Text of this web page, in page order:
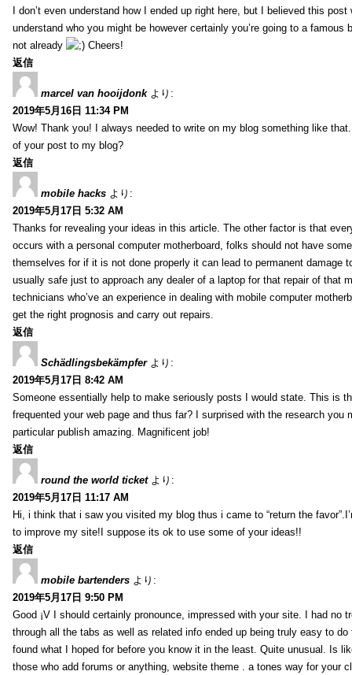
I don’t even understand how I ended up right here, but I believed this post
understand who you might be however certainly you’re going to a famous
not already
Cheers!
返信
marcel van hooijdonk より:
2019年5月16日 11:34 PM
Wow! Thank you! I always needed to write on my blog something like
of your post to my blog?
返信
mobile hacks より:
2019年5月17日 5:32 AM
Thanks for revealing your ideas in this article. The other factor is that
occurs with a personal computer motherboard, folks should not have
themselves for if it is not done properly it can lead to permanent damage
usually safe just to approach any dealer of a laptop for that repair of that
technicians who’ve an experience in dealing with mobile computer
get the right prognosis and carry out repairs.
返信
Schädlingsbekämpfer より:
2019年5月17日 8:42 AM
Someone essentially help to make seriously posts I would state. This is
frequented your web page and thus far? I surprised with the research you
particular publish amazing. Magnificent job!
返信
round the world ticket より:
2019年5月17日 11:17 AM
Hi, i think that i saw you visited my blog thus i came to “return the
to improve my site!I suppose its ok to use some of your ideas!!
返信
mobile bartenders より:
2019年5月17日 9:50 PM
Good ¡V I should certainly pronounce, impressed with your site. I had no
through all the tabs as well as related info ended up being truly easy to
found what I hoped for before you know it in the least. Quite unusual. Is
those who add forums or anything, website theme . a tones way for your